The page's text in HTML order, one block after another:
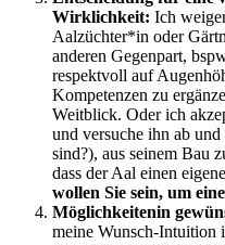
Wirklichkeit: Ich
Aalzüchter*in oder
anderen Gegenpart,
respektvoll auf
Kompetenzen zu
Weitblick. Oder ich
und versuche ihn ab
sind?), aus seinem Bau
dass der Aal einen
wollen Sie sein, um
Möglichkeitenin
meine Wunsch-Intuition